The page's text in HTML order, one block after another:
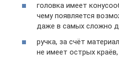
головка имеет
чему появляется
даже в самых сложно
ручка, за счёт
не имеет острых